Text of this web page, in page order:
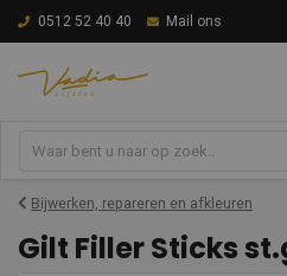
0512 52 40 40 Mail ons
Bijwerken, repareren en afkleuren
Gilt Filler Sticks